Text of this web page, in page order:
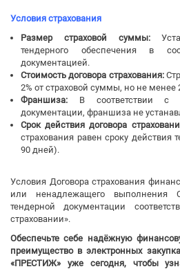
Условия страхования
Размер страховой суммы:
тендерного обеспечения в
документацией.
Стоимость договора страхования:
2% от страховой суммы, но не менее
Франшиза: В соответствии с
документации, франшиза не
Срок действия договора
страхования равен сроку действия
90 дней).
Условия Договора страхования
или ненадлежащего выполнения
тендерной документации
страховании».
Обеспечьте себе надёжную
преимущество в электронных
«ПРЕСТИЖ» уже сегодня, чтобы